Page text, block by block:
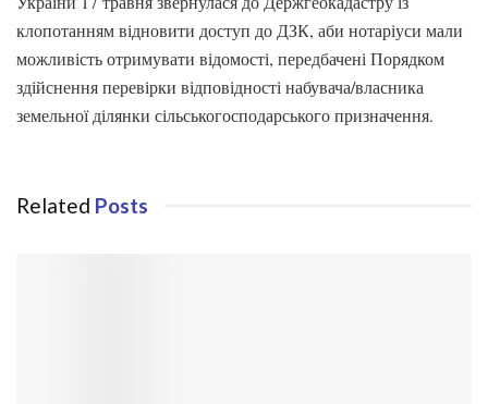
клопотанням відновити доступ до ДЗК, аби нотаріуси мали
можливість отримувати відомості, передбачені Порядком
здійснення перевірки відповідності набувача/власника
земельної ділянки сільськогосподарського призначення.
Related Posts